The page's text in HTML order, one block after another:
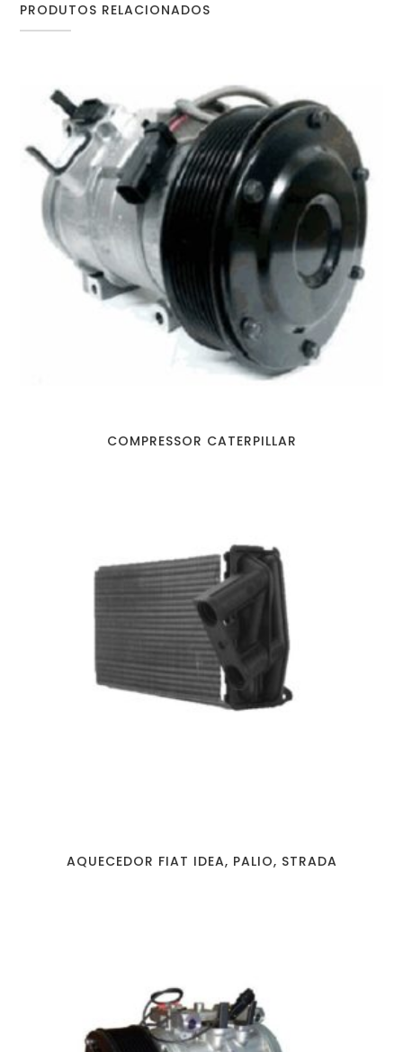
PRODUTOS RELACIONADOS
COMPRESSOR CATERPILLAR
AQUECEDOR FIAT IDEA, PALIO, STRADA